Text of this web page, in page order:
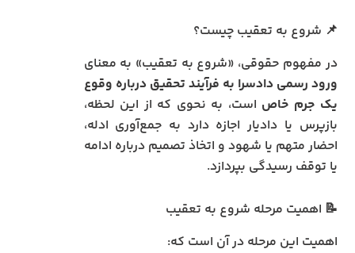
📌 شروع به تعقیب چیست؟
در مفهوم حقوقی، «شروع به تعقیب» به معنای
ورود رسمی دادسرا به فرآیند تحقیق درباره وقوع
یک جرم خاص است، به‌ نحوی‌ که از این لحظه،
بازپرس یا دادیار اجازه دارد به جمع‌آوری ادله،
احضار متهم یا شهود و اتخاذ تصمیم درباره ادامه
یا توقف رسیدگی بپردازد.
📝 اهمیت مرحله شروع به تعقیب
اهمیت این مرحله در آن است که: